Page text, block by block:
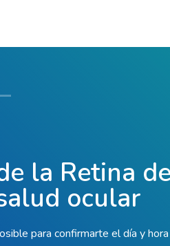
la Retina
ocular
para confirmarte el día y